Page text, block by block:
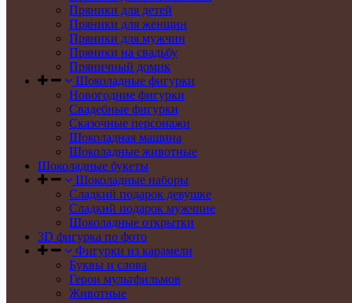
Пряники для детей
Пряники для женщин
Пряники для мужчин
Пряники на свадьбу
Пряничный домик
Шоколадные фигурки
Новогодние фигурки
Свадебные фигурки
Сказочные персонажи
Шоколадная машина
Шоколадные животные
Шоколадные букеты
Шоколадные наборы
Сладкий подарок девушке
Сладкий подарок мужчине
Шоколадные открытки
3D фигурка по фото
Фигурки из карамели
Буквы и слова
Герои мультфильмов
Животные